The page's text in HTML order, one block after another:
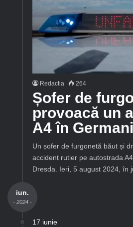
Redactia 264
Șofer de
provoacă un
A4 în
Un șofer de furgonetă băut și
accident rutier pe autostrada
Dresda. Ieri, 5 august 2024, în
iun.
- 2024 -
17 iunie